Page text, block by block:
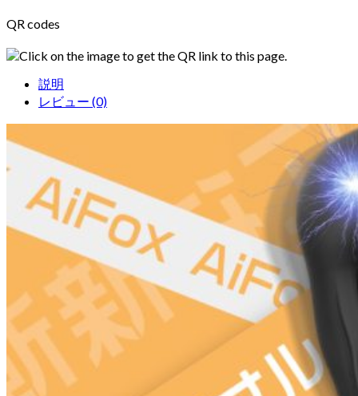
QR codes
Click on the image to get the QR link to this page.
説明
レビュー (0)